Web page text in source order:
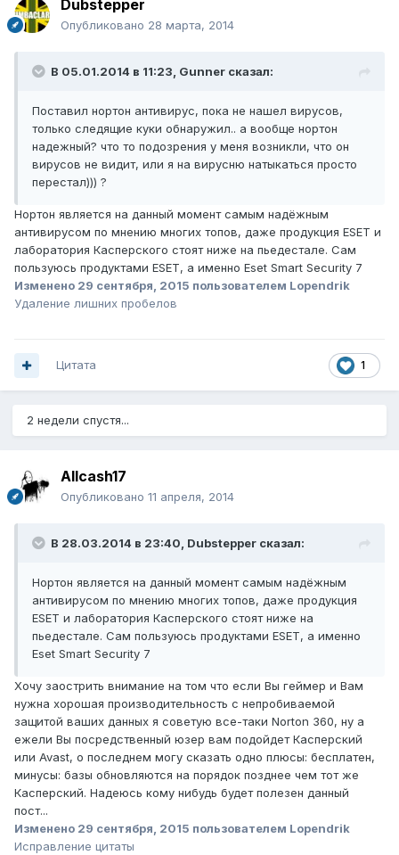
Dubstepper
Опубликовано 28 марта, 2014
В 05.01.2014 в 11:23, Gunner сказал:
Поставил нортон антивирус, пока не нашел вирусов,
только следящие куки обнаружил.. а вообще нортон
надежный? что то подозрения у меня возникли, что он
вирусов не видит, или я на вирусню натыкаться просто
перестал))) ?
Нортон является на данный момент самым надёжным
антивирусом по мнению многих топов, даже продукция ESET и
лаборатория Касперского стоят ниже на пьедестале. Сам
пользуюсь продуктами ESET, а именно Eset Smart Security 7
Изменено 29 сентября, 2015 пользователем Lopendrik
Удаление лишних пробелов
1
Цитата
2 недели спустя...
Allcash17
Опубликовано 11 апреля, 2014
В 28.03.2014 в 23:40, Dubstepper сказал:
Нортон является на данный момент самым надёжным
антивирусом по мнению многих топов, даже продукция
ESET и лаборатория Касперского стоят ниже на
пьедестале. Сам пользуюсь продуктами ESET, а именно
Eset Smart Security 7
Хочу заострить внимание на том что если Вы геймер и Вам
нужна хорошая производительность с непробиваемой
защитой ваших данных я советую все-таки Norton 360, ну а
ежели Вы посредственный юзер вам подойдет Касперский
или Avast, о последнем могу сказать одно плюсы: бесплатен,
минусы: базы обновляются на порядок позднее чем тот же
Касперский. Надеюсь кому нибудь будет полезен данный
пост...
Изменено 29 сентября, 2015 пользователем Lopendrik
Исправление цитаты